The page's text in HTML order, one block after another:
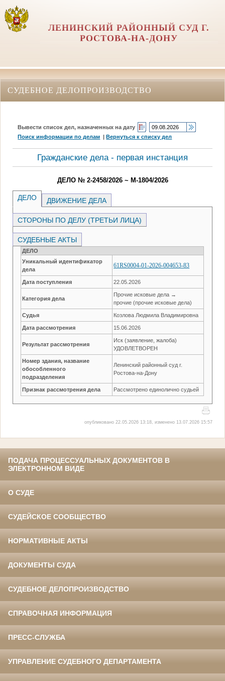
ЛЕНИНСКИЙ РАЙОННЫЙ СУД Г.
РОСТОВА-НА-ДОНУ
СУДЕБНОЕ ДЕЛОПРОИЗВОДСТВО
Вывести список дел, назначенных на дату
Поиск информации по делам |Вернуться к списку дел
Гражданские дела - первая инстанция
ДЕЛО № 2-2458/2026 ~ М-1804/2026
ДЕЛО ДВИЖЕНИЕ ДЕЛА
СТОРОНЫ ПО ДЕЛУ (ТРЕТЬИ ЛИЦА)
СУДЕБНЫЕ АКТЫ
ДЕЛО
Уникальный идентификатор
дела
61RS0004-01-2026-004653-83
Дата поступления 22.05.2026
Категория дела
Прочие исковые дела →
прочие (прочие исковые дела)
Судья Козлова Людмила Владимировна
Дата рассмотрения 15.06.2026
Результат рассмотрения
Иск (заявление, жалоба)
УДОВЛЕТВОРЕН
Номер здания, название
обособленного
подразделения
Ленинский районный суд г.
Ростова-на-Дону
Признак рассмотрения дела Рассмотрено единолично судьей
опубликовано 22.05.2026 13:18, изменено 13.07.2026 15:57
ПОДАЧА ПРОЦЕССУАЛЬНЫХ ДОКУМЕНТОВ В
ЭЛЕКТРОННОМ ВИДЕ
О СУДЕ
СУДЕЙСКОЕ СООБЩЕСТВО
НОРМАТИВНЫЕ АКТЫ
ДОКУМЕНТЫ СУДА
СУДЕБНОЕ ДЕЛОПРОИЗВОДСТВО
СПРАВОЧНАЯ ИНФОРМАЦИЯ
ПРЕСС-СЛУЖБА
УПРАВЛЕНИЕ СУДЕБНОГО ДЕПАРТАМЕНТА